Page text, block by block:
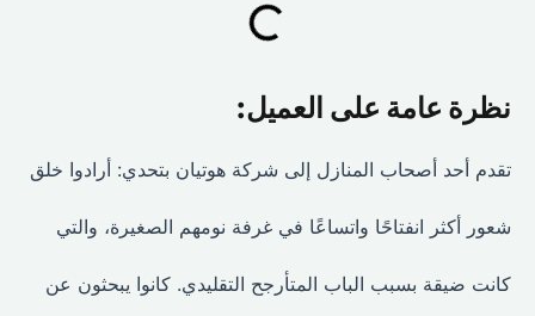
نظرة عامة على العميل:
تقدم أحد أصحاب المنازل إلى شركة هوتيان بتحدي: أرادوا خلق
شعور أكثر انفتاحًا واتساعًا في غرفة نومهم الصغيرة، والتي
كانت ضيقة بسبب الباب المتأرجح التقليدي. كانوا يبحثون عن